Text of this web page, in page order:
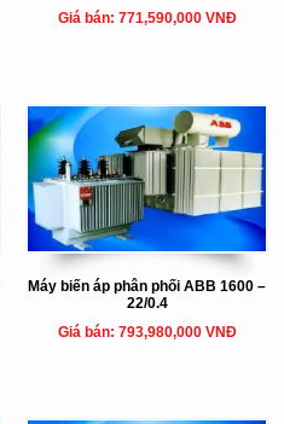
Giá bán: 771,590,000 VNĐ
Máy biến áp phân phối ABB 1600 –
22/0.4
Giá bán: 793,980,000 VNĐ